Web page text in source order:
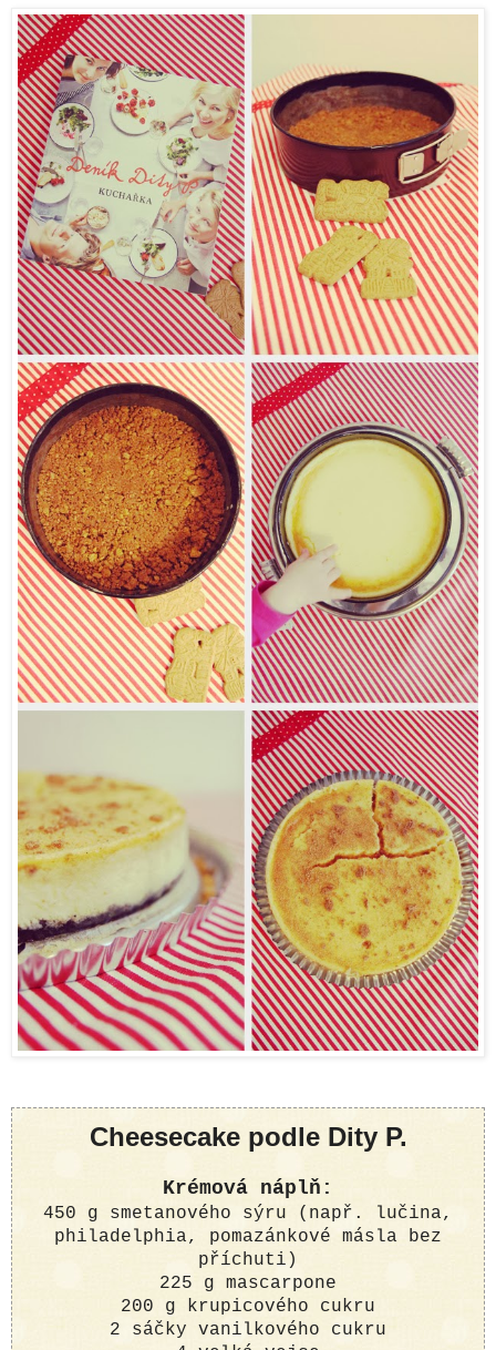
Cheesecake podle Dity P.
Krémová náplň:
450 g smetanového sýru (např. lučina,
philadelphia, pomazánkové másla bez
příchuti)
225 g mascarpone
200 g krupicového cukru
2 sáčky vanilkového cukru